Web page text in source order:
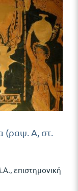
(ραψ. Α, στ.
επιστημονική